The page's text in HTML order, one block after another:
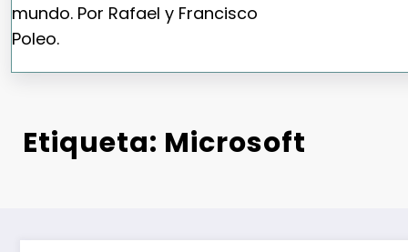
mundo. Por Rafael y Francisco
Poleo.
Etiqueta: Microsoft